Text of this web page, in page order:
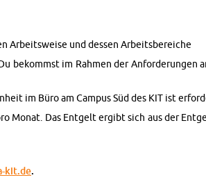
Ar­beits­wei­se und des­sen Ar­beits­be­rei­che
be­kommst im Rah­men der An­for­de­run­gen
im Büro am Cam­pus Süd des KIT ist
Monat. Das Ent­gelt er­gibt sich aus der
​kit.​de.